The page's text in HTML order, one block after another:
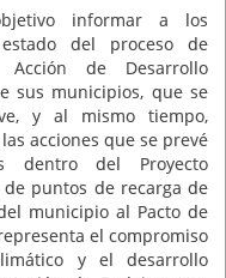
informar a los
del proceso de
de Desarrollo
sus municipios, que se
y al mismo tiempo,
acciones que se prevé
dentro del Proyecto
de puntos de recarga de
municipio al Pacto de
el compromiso
y el desarrollo